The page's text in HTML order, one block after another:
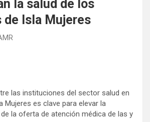
la salud de los
de Isla Mujeres
las instituciones del sector salud en
Mujeres es clave para elevar la
la oferta de atención médica de las y